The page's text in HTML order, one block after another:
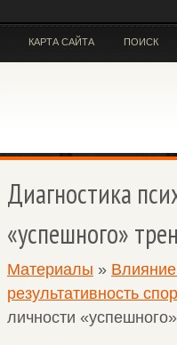
КАРТА САЙТА ПОИСК
Диагностика
«успешного»
Материалы » Влияние
результативность
личности